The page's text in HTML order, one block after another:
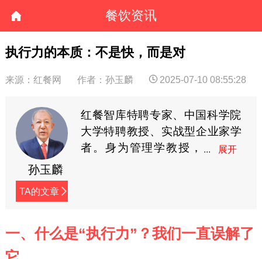
餐饮资讯
执行力的本质：不是快，而是对
来源：红餐网 作者：孙玉麟 2025-07-10 08:55:28
孙玉麟
TA的文章
红餐智库特聘专家、中国科学院
大学特聘教授、实战型企业家学
者。身为管理学教授，
国科学院政策与管理所所长助
一、什么是“执行力”？我们一直误解了